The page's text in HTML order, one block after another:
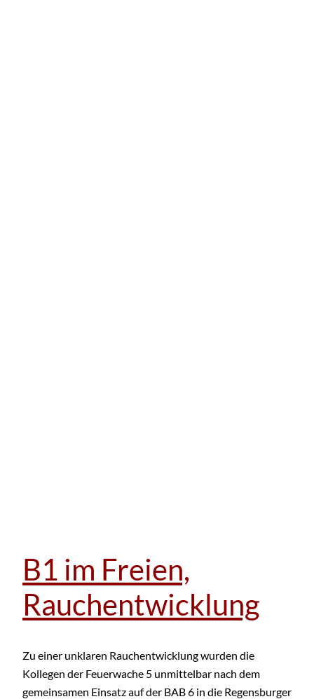
B1 im Freien,
Rauchentwicklung
Zu einer unklaren Rauchentwicklung wurden die
Kollegen der Feuerwache 5 unmittelbar nach dem
gemeinsamen Einsatz auf der BAB 6 in die Regensburger